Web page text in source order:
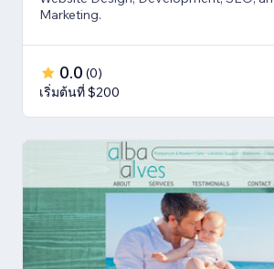
Marketing.
0.0 (0)
เริ่มต้นที่ $200